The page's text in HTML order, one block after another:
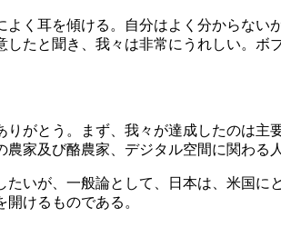
く耳を傾ける。自分はよく分からな
したと聞き、我々は非常にうれしい。
がとう。まず、我々が達成したのは
家及び酪農家、デジタル空間に関わる
いが、一般論として、日本は、米国
けるものである。